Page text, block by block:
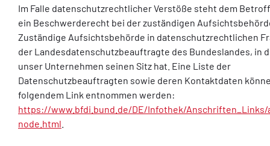
Im Falle datenschutzrechtlicher Verstöße steht dem
ein Beschwerderecht bei der zuständigen
Zuständige Aufsichtsbehörde in datenschutzrechtlichen
der Landesdatenschutzbeauftragte des Bundeslandes, in
unser Unternehmen seinen Sitz hat. Eine Liste der
Datenschutzbeauftragten sowie deren Kontaktdaten
folgendem Link entnommen werden:
https://www.bfdi.bund.de/DE/Infothek/
node.html